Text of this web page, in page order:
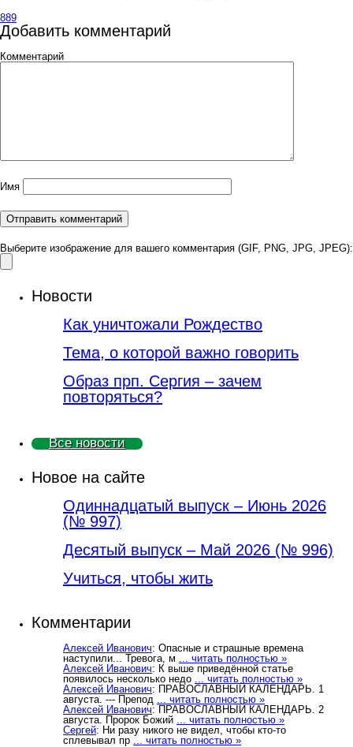
889
Добавить комментарий
Комментарий
Имя
Выберите изображение для вашего комментария (GIF, PNG, JPG, JPEG):
Новости
Как уничтожали Рождество
Тема, о которой важно говорить
Образ прп. Сергия – зачем
повторяться?
Все новости
Новое на сайте
Одиннадцатый выпуск – Июнь 2026
(№ 997)
Деcятый выпуск – Май 2026 (№ 996)
Учиться, чтобы жить
Комментарии
Алексей Иванович: Опасные и страшные времена
наступили... Тревога, м ... читать полностью »
Алексей Иванович: К выше приведённой статье
появилось несколько недо ... читать полностью »
Алексей Иванович: ПРАВОСЛАВНЫЙ КАЛЕНДАРЬ. 1
августа. --- Препод ... читать полностью »
Алексей Иванович: ПРАВОСЛАВНЫЙ КАЛЕНДАРЬ. 2
августа. Пророк Божий ... читать полностью »
Сергей: Ни разу никого не видел, чтобы кто-то
сплевывал пр ... читать полностью »